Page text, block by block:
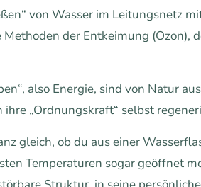
von Wasser im Leitungsnetz
der Entkeimung (Ozon),
also Energie, sind von Natur
„Ordnungskraft“ selbst
gleich, ob du aus einer
Temperaturen sogar geöffnet